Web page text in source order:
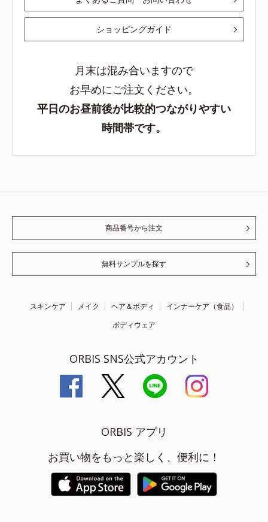
ショッピングガイド
月末は混み合いますので
お早めにご注文ください。
平日のお昼前後が比較的つながりやすい
時間帯です。
商品番号から注文
無料サンプルを探す
スキンケア メイク ヘア＆ボディ
インナーケア（食品）
ボディウェア
ORBIS SNS公式アカウント
ORBIS アプリ
お買い物をもっと楽しく、便利に！